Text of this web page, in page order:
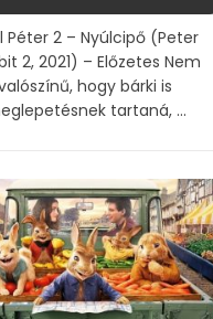
Péter 2 – Nyúlcipő (Peter
2, 2021) – Előzetes Nem
hogy bárki is
tartaná, ...